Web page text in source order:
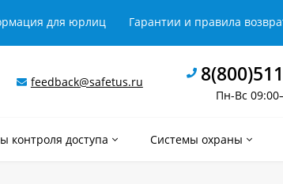
для юрлиц Гарантии и правила
feedback@safetus.ru
Пн-Вс
контроля доступа Системы охраны